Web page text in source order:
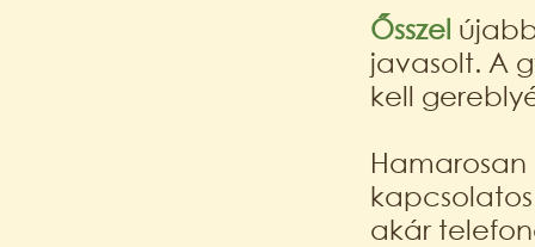
Ősszel
javasolt. A
kell
akár